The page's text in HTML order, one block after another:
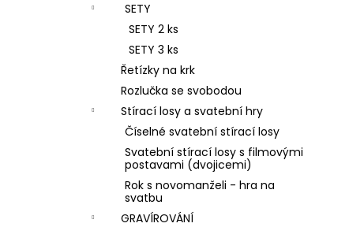
SETY
SETY 2 ks
SETY 3 ks
Řetízky na krk
Rozlučka se svobodou
Stírací losy a svatební hry
Číselné svatební stírací losy
Svatební stírací losy s filmovými
postavami (dvojicemi)
Rok s novomanželi - hra na
svatbu
GRAVÍROVÁNÍ